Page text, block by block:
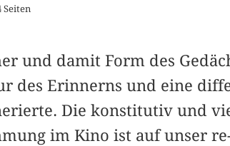
Seiten
und damit Form des
des Erinnerns und eine
Die konstitutiv und
im Kino ist auf unser